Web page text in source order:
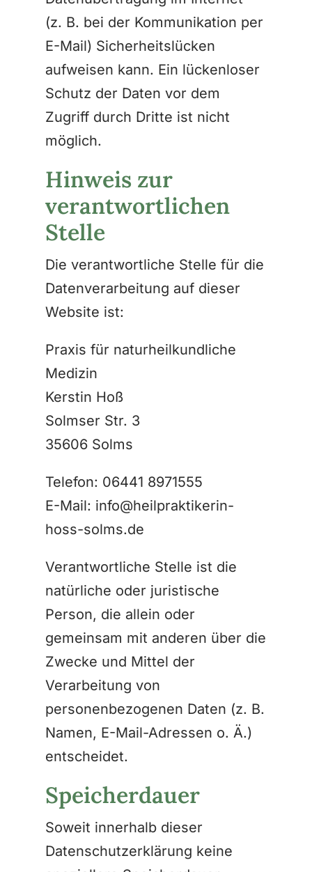
(z. B. bei der Kommunikation per
E-Mail) Sicherheitslücken
aufweisen kann. Ein lückenloser
Schutz der Daten vor dem
Zugriff durch Dritte ist nicht
möglich.
Hinweis zur
verantwortlichen
Stelle
Die verantwortliche Stelle für die
Datenverarbeitung auf dieser
Website ist:
Praxis für naturheilkundliche
Medizin
Kerstin Hoß
Solmser Str. 3
35606 Solms
Telefon: 06441 8971555
E-Mail: info@heilpraktikerin-
hoss-solms.de
Verantwortliche Stelle ist die
natürliche oder juristische
Person, die allein oder
gemeinsam mit anderen über die
Zwecke und Mittel der
Verarbeitung von
personenbezogenen Daten (z. B.
Namen, E-Mail-Adressen o. Ä.)
entscheidet.
Speicherdauer
Soweit innerhalb dieser
Datenschutzerklärung keine